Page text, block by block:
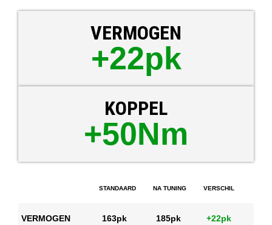
VERMOGEN
+22pk
KOPPEL
+50Nm
STANDAARD NA TUNING VERSCHIL
VERMOGEN 163pk 185pk +22pk